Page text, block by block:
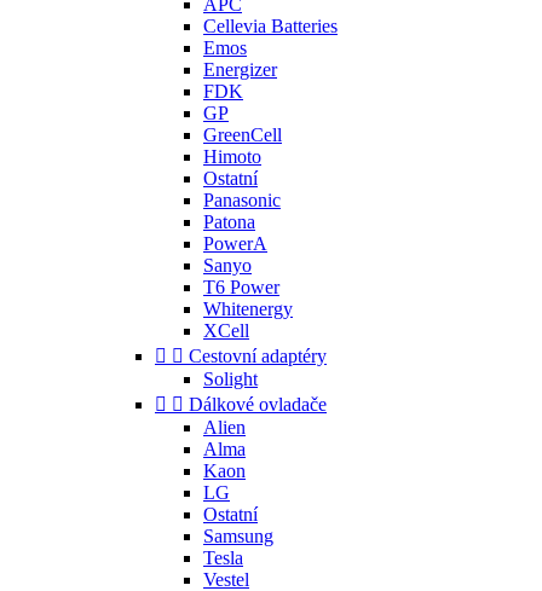
Cellevia Batteries
Emos
Energizer
FDK
GP
GreenCell
Himoto
Ostatní
Panasonic
Patona
PowerA
Sanyo
T6 Power
Whitenergy
XCell
  Cestovní adaptéry
Solight
  Dálkové ovladače
Alien
Alma
Kaon
LG
Ostatní
Samsung
Tesla
Vestel